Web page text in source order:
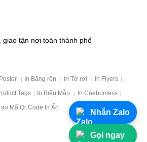
giao tận nơi toàn thành phố
In Băng rôn In Tờ rơi In Flyers
Tags In Biểu Mẫu In Caebonless
Mã Qr Code In Ấn
Nhắn Zalo
Gọi ngay